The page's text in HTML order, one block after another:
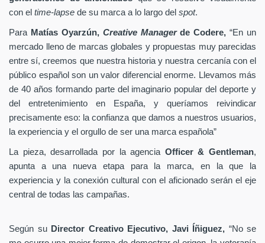
con el time-lapse de su marca a lo largo del spot.
Para Matías Oyarzún, Creative Managerde Codere,“En un
mercado lleno de marcas globales y propuestas muy parecidas
entre sí, creemos que nuestra historia y nuestra cercanía con el
público español son un valor diferencial enorme. Llevamos más
de 40 años formando parte del imaginario popular del deporte y
del entretenimiento en España, y queríamos reivindicar
precisamente eso: la confianza que damos a nuestros usuarios,
la experiencia y el orgullo de ser una marca española”
La pieza, desarrollada por la agencia Officer & Gentleman,
apunta a una nueva etapa para la marca, en la que la
experiencia y la conexión cultural con el aficionado serán el eje
central de todas las campañas.
Según su Director Creativo Ejecutivo, Javi Íñiguez, “No se